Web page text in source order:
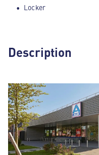
Locker
Description